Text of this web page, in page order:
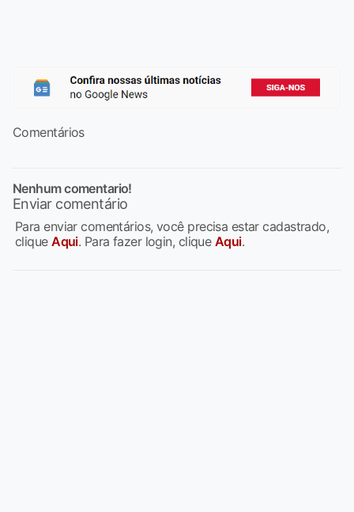
Comentários
Nenhum comentario!
Enviar comentário
Para enviar comentários, você precisa estar cadastrado,
cliqueAqui. Para fazer login, clique Aqui.